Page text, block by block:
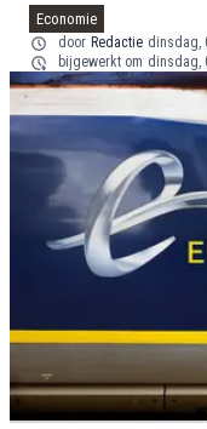
Economie
door Redactie dinsdag,
bijgewerkt om dinsdag,